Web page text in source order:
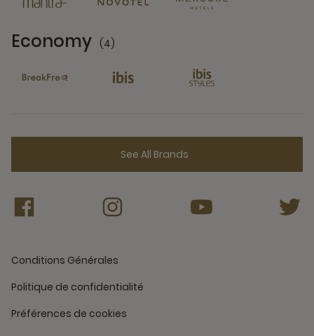
Economy (4)
See All Brands
Conditions Générales
Politique de confidentialité
Préférences de cookies